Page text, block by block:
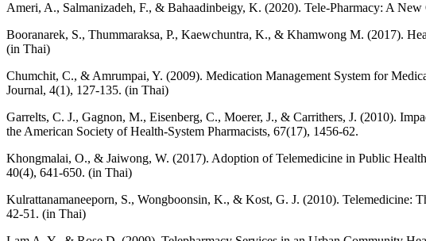
Ameri, A., Salmanizadeh, F., & Bahaadinbeigy, K. (2020). Tele-Pharmacy: A
Booranarek, S., Thummaraksa, P., Kaewchuntra, K., & Khamwong M. (2017).
(in Thai)
Chumchit, C., & Amrumpai, Y. (2009). Medication Management System for
Journal, 4(1), 127-135. (in Thai)
Garrelts, C. J., Gagnon, M., Eisenberg, C., Moerer, J., & Carrithers, J. (2010).
the American Society of Health-System Pharmacists, 67(17), 1456-62.
Khongmalai, O., & Jaiwong, W. (2017). Adoption of Telemedicine in Public
40(4), 641-650. (in Thai)
Kulrattanamaneeporn, S., Wongboonsin, K., & Kost, G. J. (2010). Telemedicine:
42-51. (in Thai)